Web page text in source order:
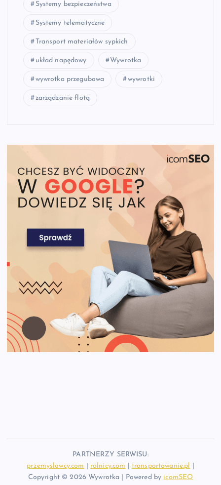
Systemy bezpieczeństwa
Systemy telematyczne
Transport materiałów sypkich
układ napędowy Wywrotka
wywrotka przegubowa wywrotki
zarządzanie flotą
PARTNERZY SERWISU:
przemyslowcy.com
rolnicy.com transportowanie.pl
Copyright © 2026 Wywrotka | Powered by icomSEO